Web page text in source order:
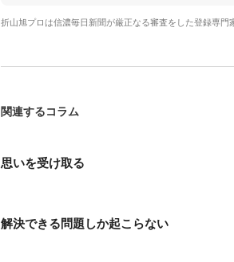
折山旭プロは信濃毎日新聞が厳正なる審査をした登録専門
関連するコラム
思いを受け取る
解決できる問題しか起こらない